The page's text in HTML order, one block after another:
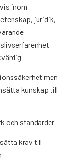
inom
juridik,
men
kunskap till
och standarder
krav till